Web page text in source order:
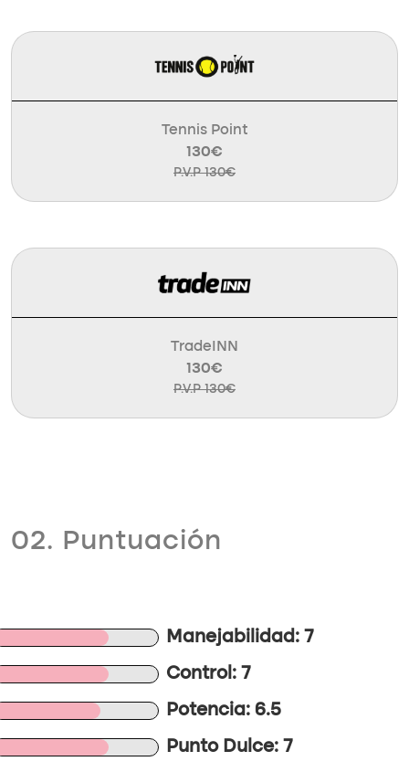
Tennis Point
130€
P.V.P 130€
TradeINN
130€
P.V.P 130€
02. Puntuación
Manejabilidad: 7
Control: 7
Potencia: 6.5
Punto Dulce: 7